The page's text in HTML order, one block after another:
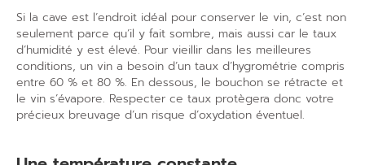
Si la cave est l’endroit idéal pour conserver le vin, c’est non
seulement parce qu’il y fait sombre, mais aussi car le taux
d’humidité y est élevé. Pour vieillir dans les meilleures
conditions, un vin a besoin d’un taux d’hygrométrie compris
entre 60 % et 80 %. En dessous, le bouchon se rétracte et
le vin s’évapore. Respecter ce taux protègera donc votre
précieux breuvage d’un risque d’oxydation éventuel.